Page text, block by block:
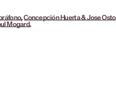
, Concepción Huerta & Jose
Mogard.